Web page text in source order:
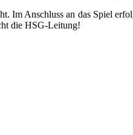
Im Anschluss an das Spiel
die HSG-Leitung!